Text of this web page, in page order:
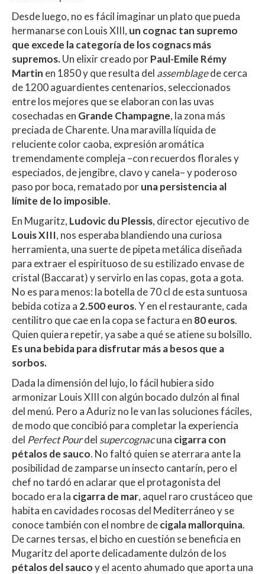
Desde luego, no es fácil imaginar un plato que pueda
hermanarse con Louis XIII, un cognac tan supremo
que excede la categoría de los cognacs más
supremos.Un elixir creado porPaul-Emile Rémy
Martin en 1850 y que resulta del assemblagede cerca
de 1200 aguardientes centenarios, seleccionados
entre los mejores que se elaboran con las uvas
cosechadas en Grande Champagne, la zona más
preciada de Charente. Una maravilla líquida de
reluciente color caoba, expresión aromática
tremendamente compleja –con recuerdos florales y
especiados, de jengibre, clavo y canela– y poderoso
paso por boca, rematado poruna persistencia al
límite de lo imposible.
En Mugaritz, Ludovic du Plessis, director ejecutivo de
Louis XIII, nos esperaba blandiendo una curiosa
herramienta, una suerte de pipeta metálica diseñada
para extraer el espirituoso de su estilizado envase de
cristal (Baccarat) y servirlo en las copas, gota a gota.
No es para menos: la botella de 70 cl de esta suntuosa
bebida cotiza a 2.500 euros. Y en el restaurante, cada
centilitro que cae en la copa se factura en 80 euros.
Quien quiera repetir, ya sabe a qué se atiene su bolsillo.
Es una bebida para disfrutar más a besos que a
sorbos.
Dada la dimensión del lujo, lo fácil hubiera sido
armonizar Louis XIII con algún bocado dulzón al final
del menú. Pero a Aduriz no le van las soluciones fáciles,
de modo que concibió para completar la experiencia
del Perfect Pourdel supercognacuna cigarra con
pétalos de sauco. No faltó quien se aterrara ante la
posibilidad de zamparse un insecto cantarín, pero el
chef no tardó en aclarar que el protagonista del
bocado era la cigarra de mar, aquel raro crustáceo que
habita en cavidades rocosas del Mediterráneo y se
conoce también con el nombre decigala mallorquina.
De carnes tersas, el bicho en cuestión se beneficia en
Mugaritz del aporte delicadamente dulzón de los
pétalos del saucoy el acento ahumado que aporta una